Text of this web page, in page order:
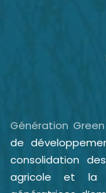
Génération
de
consolidation
agricole et la